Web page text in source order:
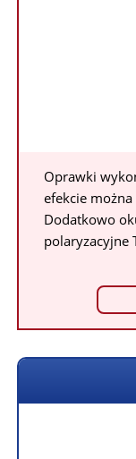
Oprawki
efekcie można
Dodatkowo
polaryzacyjne